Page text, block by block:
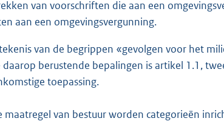
van voorschriften die aan een
aan een omgevingsvergunning.
van de begrippen «gevolgen voor het
berustende bepalingen is artikel 1.1,
toepassing.
maatregel van bestuur worden categorieën